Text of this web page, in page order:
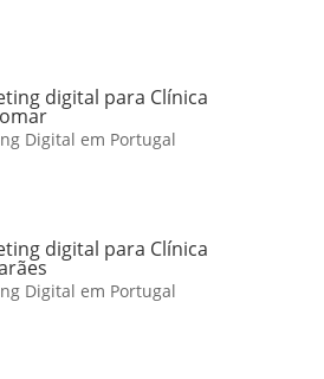
digital para Clínica
Digital em Portugal
digital para Clínica
Digital em Portugal